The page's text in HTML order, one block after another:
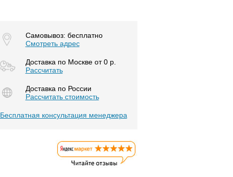
Самовывоз: бесплатно
Смотреть адрес
Доставка по Москве от 0 р.
Расcчитать
Доставка по России
Рассчитать стоимость
Бесплатная консультация менеджера